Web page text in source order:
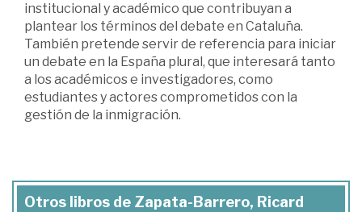
institucional y académico que contribuyan a
plantear los términos del debate en Cataluña.
También pretende servir de referencia para iniciar
un debate en la España plural, que interesará tanto
a los académicos e investigadores, como
estudiantes y actores comprometidos con la
gestión de la inmigración.
Otros libros de Zapata-Barrero, Ricard